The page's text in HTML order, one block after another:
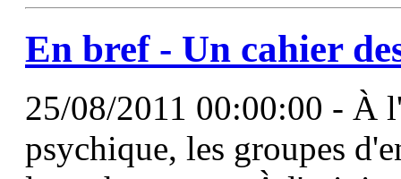
En bref - Un cahier
25/08/2011 00:00:00 - À
psychique, les groupes